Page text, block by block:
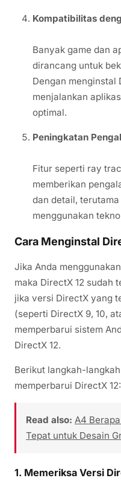
Kompatibilitas
Banyak game dan
dirancang untuk
Dengan menginstal
menjalankan
optimal.
Peningkatan
Fitur seperti ray
memberikan
dan detail,
menggunakan
Cara Menginstal
Jika Anda
maka DirectX 12 sudah
jika versi DirectX yang
(seperti DirectX 9, 10,
memperbarui sistem
DirectX 12.
Berikut langkah-
memperbarui DirectX 12:
Read also: A4
Tepat untuk Desain
1. Memeriksa Versi